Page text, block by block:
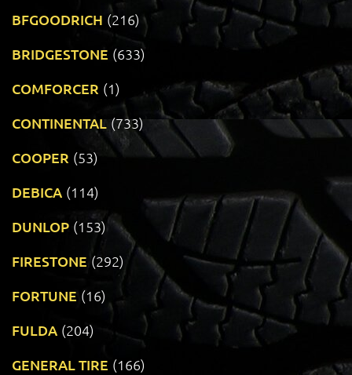
BFGOODRICH (216)
BRIDGESTONE (633)
COMFORCER (1)
CONTINENTAL (733)
COOPER (53)
DEBICA (114)
DUNLOP (153)
FIRESTONE (292)
FORTUNE (16)
FULDA (204)
GENERAL TIRE (166)